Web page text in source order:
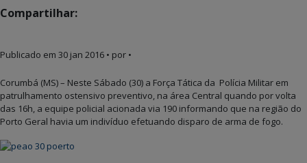
Compartilhar:
Publicado em 30 jan 2016 • por •
Corumbá (MS) – Neste Sábado (30) a Força Tática da Polícia Militar em
patrulhamento ostensivo preventivo, na área Central quando por volta
das 16h, a equipe policial acionada via 190 informando que na região do
Porto Geral havia um indivíduo efetuando disparo de arma de fogo.